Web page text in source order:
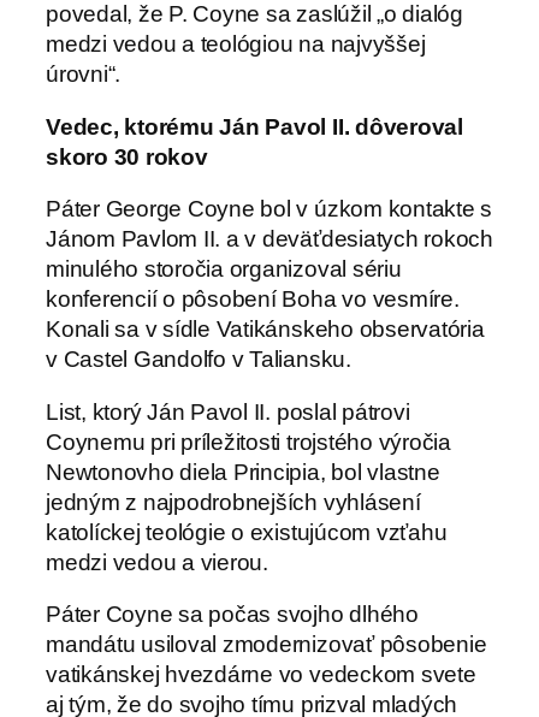
povedal, že P. Coyne sa zaslúžil „o dialóg
medzi vedou a teológiou na najvyššej
úrovni“.
Vedec, ktorému Ján Pavol II. dôveroval
skoro 30 rokov
Páter George Coyne bol v úzkom kontakte s
Jánom Pavlom II. a v deväťdesiatych rokoch
minulého storočia organizoval sériu
konferencií o pôsobení Boha vo vesmíre.
Konali sa v sídle Vatikánskeho observatória
v Castel Gandolfo v Taliansku.
List, ktorý Ján Pavol II. poslal pátrovi
Coynemu pri príležitosti trojstého výročia
Newtonovho diela Principia, bol vlastne
jedným z najpodrobnejších vyhlásení
katolíckej teológie o existujúcom vzťahu
medzi vedou a vierou.
Páter Coyne sa počas svojho dlhého
mandátu usiloval zmodernizovať pôsobenie
vatikánskej hvezdárne vo vedeckom svete
aj tým, že do svojho tímu prizval mladých